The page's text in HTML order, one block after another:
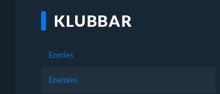
KLUBBAR
Enmies
Enemies